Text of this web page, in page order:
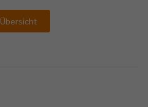
Übersicht